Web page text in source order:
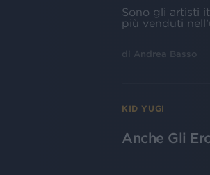
Sono gli artisti
più venduti
di Andrea Basso
KID YUGI
Anche Gli